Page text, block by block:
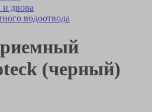
двора
водоотвода
(черный)